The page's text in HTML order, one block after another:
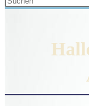
umschalten